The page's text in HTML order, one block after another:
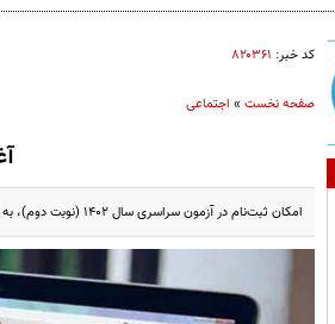
کد خبر: ۸۲۰۳۶۱
صفحه نخست» اجتماعی
امکان ثبت‌نام در آزمون سراسری سال ۱۴۰۲ (نوبت دوم)، به مدت یک روز (منحصرا امروز چهارشنبه مورخ ۳۰ فروردین) از طریق درگاه اطلاع‌رسانی سازمان سنجش فراهم شد.